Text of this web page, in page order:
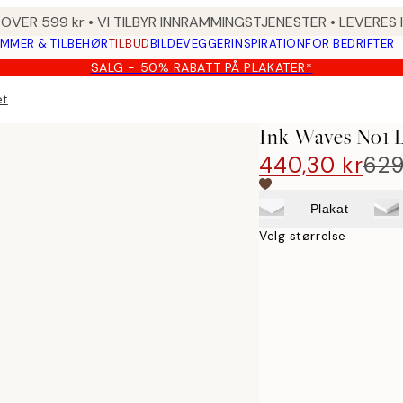
599 kr • VI TILBYR INNRAMMINGSTJENESTER •
& TILBEHØRTILBUDBILDEVEGGERINSPIRATIONFOR BEDRIFTER
SALG - 50% RABATT PÅ PLAKATER*
Ink Waves No1
440,30 kr
Plakat
Velg størrelse